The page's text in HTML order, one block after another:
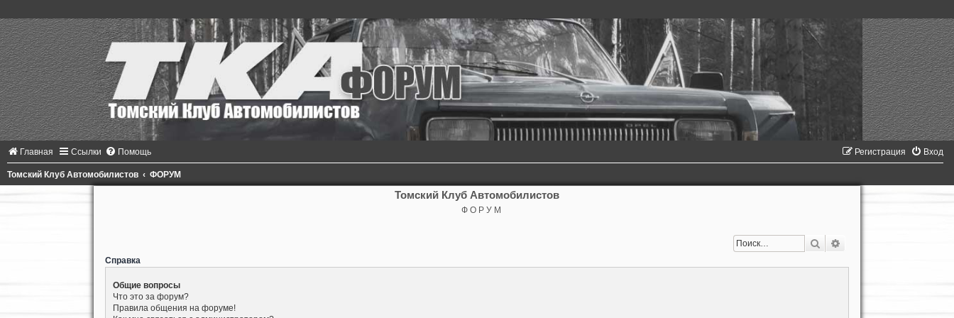
Главная Ссылки Помощь Вход
Регистрация
Томский Клуб Автомобилистов ФОРУМ
Томский Клуб Автомобилистов
Ф О Р У М
Поиск
Справка
Общие вопросы
Что это за форум?
Правила общения на форуме!